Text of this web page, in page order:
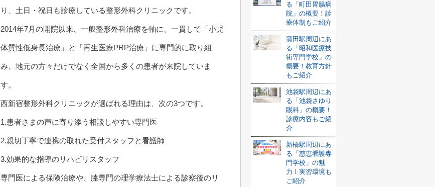
り、土日・祝日も診療している整形外科クリニックです。
2014年7月の開院以来、一般整形外科治療を軸に、一貫して「小児
体質性低身長治療」と「再生医療PRP治療」に専門的に取り組
み、地元の方々だけでなく全国から多くの患者が来院していま
す。
西新宿整形外科クリニックが選ばれる理由は、次の3つです。
1.患者さまの声に寄り添う相談しやすい専門医
2.親切丁寧で連携の取れた受付スタッフと看護師
3.効果的な指導のリハビリスタッフ
専門医による保険治療や、膝専門の理学療法士による診察後のリ
る「町田胃腸病
院」の概要！診
療体制もご紹介
蒲田駅周辺にあ
る「昭和医療技
術専門学校」の
概要！教育方針
もご紹介
池袋駅周辺にあ
る「池袋さゆり
眼科」の概要！
診療内容もご紹
介
新橋駅周辺にあ
る「慈恵看護専
門学校」の魅
力！実習環境も
ご紹介